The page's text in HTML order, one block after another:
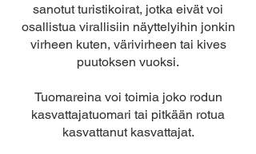
sanotut turistikoirat, jotka eivät voi
osallistua virallisiin näyttelyihin jonkin
virheen kuten, värivirheen tai kives
puutoksen vuoksi.
Tuomareina voi toimia joko rodun
kasvattajatuomari tai pitkään rotua
kasvattanut kasvattajat.